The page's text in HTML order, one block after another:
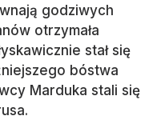
godziwych
otrzymała
stał się
bóstwa
Marduka stali się